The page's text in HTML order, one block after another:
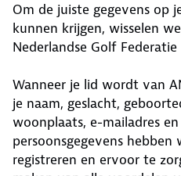
Om de juiste gegevens op
kunnen krijgen, wisselen
Nederlandse Golf Federatie
Wanneer je lid wordt van
je naam, geslacht,
woonplaats, e-mailadres
persoonsgegevens
registreren en ervoor te